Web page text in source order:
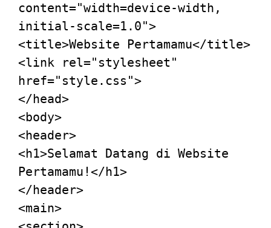
content="width=device-width,
initial-scale=1.0">
<title>Website Pertamamu</title>
<link rel="stylesheet"
href="style.css">
</head>
<body>
<header>
<h1>Selamat Datang di Website
Pertamamu! </h1>
</header>
<main>